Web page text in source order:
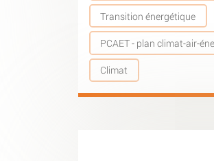
Transition énergétique
PCAET - plan climat-air-
Climat